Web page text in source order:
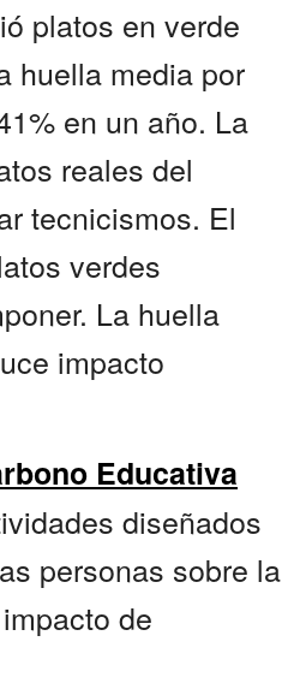
platos en verde
huella media por
en un año. La
reales del
tecnicismos. El
verdes
La huella
impacto
Educativa
diseñados
personas sobre la
de